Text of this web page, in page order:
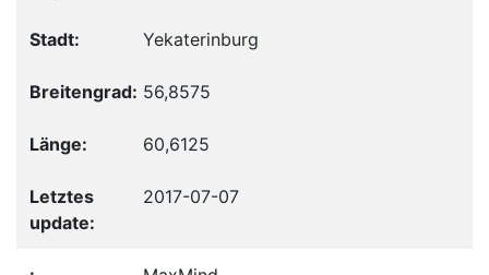
Yekaterinburg
56,8575
60,6125
2017-07-07